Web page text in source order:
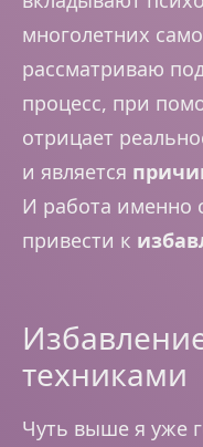
многолетних
рассматриваю
процесс, при
отрицает
и является
И работа именно
привести к
техниками
Чуть выше я уже